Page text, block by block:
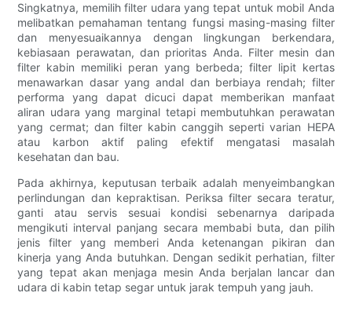
Singkatnya, memilih filter udara yang tepat untuk mobil Anda
melibatkan pemahaman tentang fungsi masing-masing filter
dan menyesuaikannya dengan lingkungan berkendara,
kebiasaan perawatan, dan prioritas Anda. Filter mesin dan
filter kabin memiliki peran yang berbeda; filter lipit kertas
menawarkan dasar yang andal dan berbiaya rendah; filter
performa yang dapat dicuci dapat memberikan manfaat
aliran udara yang marginal tetapi membutuhkan perawatan
yang cermat; dan filter kabin canggih seperti varian HEPA
atau karbon aktif paling efektif mengatasi masalah
kesehatan dan bau.
Pada akhirnya, keputusan terbaik adalah menyeimbangkan
perlindungan dan kepraktisan. Periksa filter secara teratur,
ganti atau servis sesuai kondisi sebenarnya daripada
mengikuti interval panjang secara membabi buta, dan pilih
jenis filter yang memberi Anda ketenangan pikiran dan
kinerja yang Anda butuhkan. Dengan sedikit perhatian, filter
yang tepat akan menjaga mesin Anda berjalan lancar dan
udara di kabin tetap segar untuk jarak tempuh yang jauh.